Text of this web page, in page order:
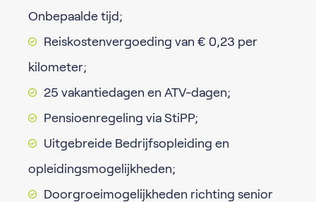
Onbepaalde tijd;
Reiskostenvergoeding van € 0,23 per
kilometer;
25 vakantiedagen en ATV-dagen;
Pensioenregeling via StiPP;
Uitgebreide Bedrijfsopleiding en
opleidingsmogelijkheden;
Doorgroeimogelijkheden richting senior